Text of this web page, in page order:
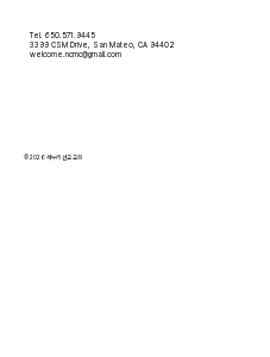
Tel. 650.571.9445
3399 CSM Drive, San Mateo, CA 94402
welcome.ncmc@gmail.com
© 2026 새누리 선교 교회